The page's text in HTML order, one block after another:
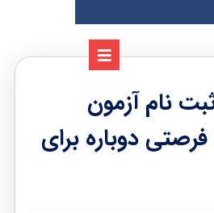
نام آزمون
۱۴۰۴: فرصتی دوباره برای